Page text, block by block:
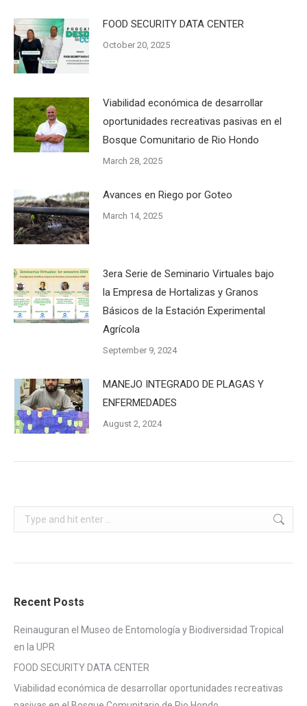
FOOD SECURITY DATA CENTER
October 20, 2025
Viabilidad económica de desarrollar
oportunidades recreativas pasivas en el
Bosque Comunitario de Rio Hondo
March 28, 2025
Avances en Riego por Goteo
March 14, 2025
3era Serie de Seminario Virtuales bajo
la Empresa de Hortalizas y Granos
Básicos de la Estación Experimental
Agrícola
September 9, 2024
MANEJO INTEGRADO DE PLAGAS Y
ENFERMEDADES
August 2, 2024
Search:
Recent Posts
Reinauguran el Museo de Entomología y Biodiversidad Tropical
en la UPR
FOOD SECURITY DATA CENTER
Viabilidad económica de desarrollar oportunidades recreativas